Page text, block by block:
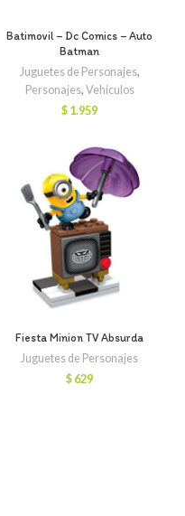
Batimovil – Dc Comics – Auto
Batman
Juguetes de Personajes,
Personajes, Vehiculos
$ 1.959
Fiesta Minion TV Absurda
Juguetes de Personajes
$ 629